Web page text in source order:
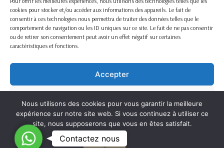
cookies pour stocker et/ou accéder aux informations des appareils. Le fait de
consentir à ces technologies nous permettra de traiter des données telles que le
comportement de navigation ou les ID uniques sur ce site. Le fait de ne pas consentir
ou de retirer son consentement peut avoir un effet négatif sur certaines
caractéristiques et fonctions.
Accepter
Voir les préférences
Nous utilisons des cookies pour vous garantir la meilleure
expérience sur notre site web. Si vous continuez à utiliser ce
site, nous supposerons que vous en êtes satisfait.
OK
C
Contactez nous